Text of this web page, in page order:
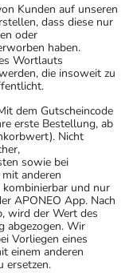
Kunden auf unseren
dass diese nur
oder
haben.
Wortlauts
die insoweit zu
dem Gutscheincode
erste Bestellung, ab
Nicht
sowie bei
anderen
und nur
APONEO App. Nach
wird der Wert des
abgezogen. Wir
Vorliegen eines
einem anderen
ersetzen.